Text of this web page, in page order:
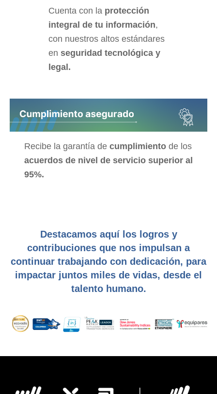
Cuenta con la protección
integral de tu información,
con nuestros altos estándares
en seguridad tecnológica y
legal.
Recibe la garantía de cumplimiento de los
acuerdos de nivel de servicio superior al
95%.
Destacamos aquí los logros y
contribuciones que nos impulsan a
continuar trabajando con dedicación, para
impactar juntos miles de vidas, desde el
talento humano.